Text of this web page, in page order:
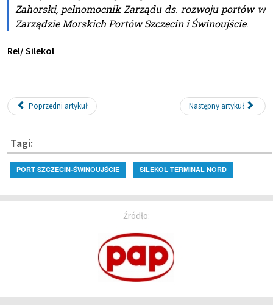
Zahorski, pełnomocnik Zarządu ds. rozwoju portów w
Zarządzie Morskich Portów Szczecin i Świnoujście.
Rel/ Silekol
Poprzedni artykuł Następny artykuł
Tagi:
PORT SZCZECIN-ŚWINOUJŚCIE SILEKOL TERMINAL NORD
Źródło: